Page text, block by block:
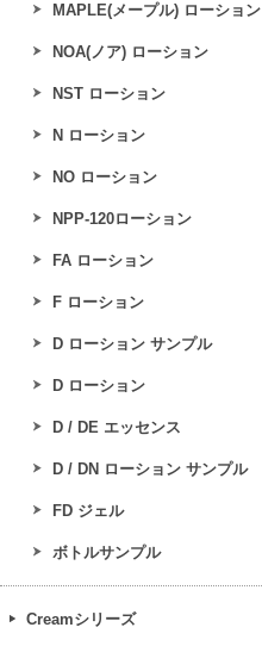
MAPLE(メープル) ローション
NOA(ノア) ローション
NST ローション
N ローション
NO ローション
NPP-120ローション
FA ローション
F ローション
D ローション サンプル
D ローション
D / DE エッセンス
D / DN ローション サンプル
FD ジェル
ボトルサンプル
Creamシリーズ